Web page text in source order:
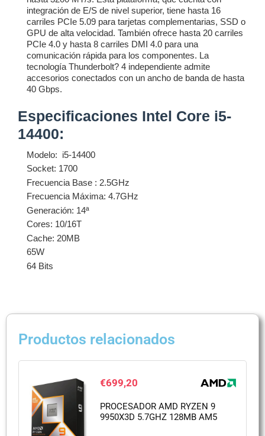
integración de E/S de nivel superior, tiene hasta 16
carriles PCIe 5.09 para tarjetas complementarias, SSD o
GPU de alta velocidad. También ofrece hasta 20 carriles
PCIe 4.0 y hasta 8 carriles DMI 4.0 para una
comunicación rápida para los componentes. La
tecnología Thunderbolt? 4 independiente admite
accesorios conectados con un ancho de banda de hasta
40 Gbps.
Especificaciones Intel Core i5-
14400:
Modelo: i5-14400
Socket: 1700
Frecuencia Base : 2.5GHz
Frecuencia Máxima: 4.7GHz
Generación: 14ª
Cores: 10/16T
Cache: 20MB
65W
64 Bits
Productos relacionados
€699,20
PROCESADOR AMD RYZEN 9
9950X3D 5.7GHZ 128MB AM5